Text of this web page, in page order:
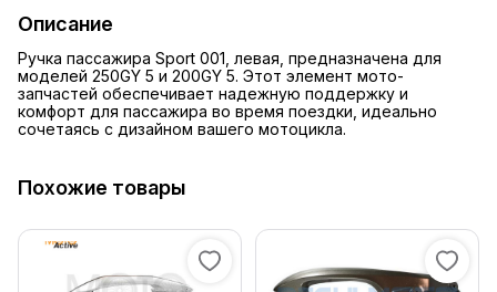
Описание
Ручка пассажира Sport 001, левая, предназначена для
моделей 250GY 5 и 200GY 5. Этот элемент мото-
запчастей обеспечивает надежную поддержку и
комфорт для пассажира во время поездки, идеально
сочетаясь с дизайном вашего мотоцикла.
Похожие товары